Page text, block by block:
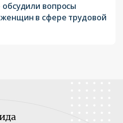
вопросы
в сфере трудовой